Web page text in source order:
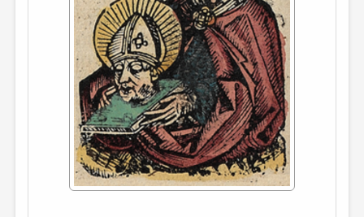
ДАЙДЖЕСТ
ПРОИЗВЕДЕНИЯ
ПЕРЕВОДЫ
КОНКУРСЫ
ДЕТСКАЯ КОМНАТА
КНИЖНАЯ ПОЛКА
ОБЗОР ЛИТЕРАТУРЫ